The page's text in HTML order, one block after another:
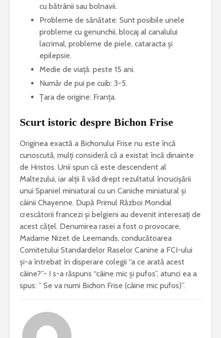
cu bătrânii sau bolnavii.
Probleme de sănătate: Sunt posibile unele
probleme cu genunchii, blocaj al canalului
lacrimal, probleme de piele, cataracta și
epilepsie.
Medie de viață: peste 15 ani.
Număr de pui pe cuib: 3-5.
Țara de origine: Franța.
Scurt istoric despre Bichon Frise
Originea exactă a Bichonului Frise nu este încă
cunoscută, mulți consideră că a existat încă dinainte
de Hristos. Unii spun că este descendent al
Maltezului, iar alții îl văd drept rezultatul încrucișării
unui Spaniel miniatural cu un Caniche miniatural și
câinii Chayenne. După Primul Război Mondial
crescătorii francezi și belgieni au devenit interesați de
acest cățel. Denumirea rasei a fost o provocare,
Madame Nizet de Leemands, conducătoarea
Comitetului Standardelor Raselor Canine a FCI-ului
și-a întrebat în disperare colegii “a ce arată acest
câine?”- I s-a răspuns “câine mic și pufos”, atunci ea a
spus: ” Se va numi Bichon Frise (câine mic pufos)”.